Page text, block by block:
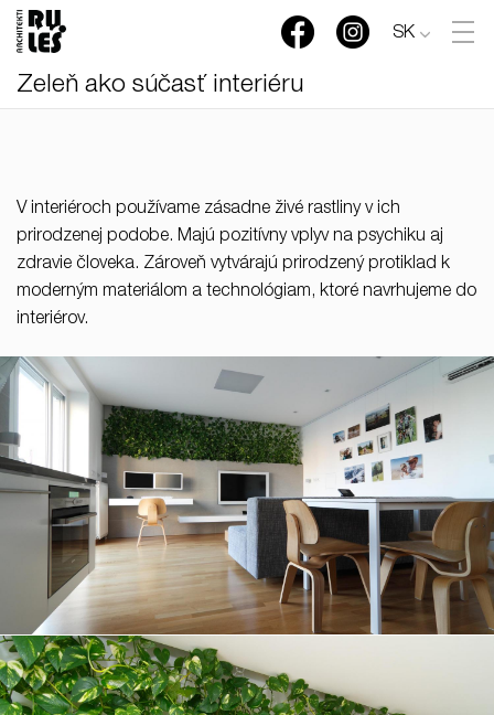
Zeleň ako súčasť interiéru
SK
V interiéroch používame zásadne živé rastliny v ich
prirodzenej podobe. Majú pozitívny vplyv na psychiku aj
zdravie človeka. Zároveň vytvárajú prirodzený protiklad k
moderným materiálom a technológiam, ktoré navrhujeme do
interiérov.